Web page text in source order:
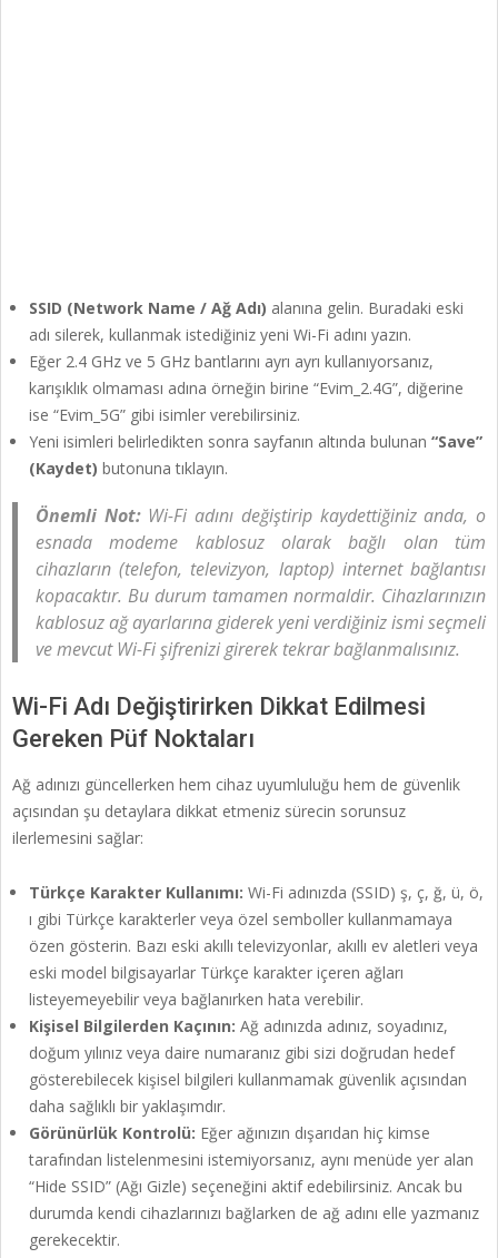
SSID (Network Name / Ağ Adı) alanına gelin. Buradaki eski
adı silerek, kullanmak istediğiniz yeni Wi-Fi adını yazın.
Eğer 2.4 GHz ve 5 GHz bantlarını ayrı ayrı kullanıyorsanız,
karışıklık olmaması adına örneğin birine “Evim_2.4G”, diğerine
ise “Evim_5G” gibi isimler verebilirsiniz.
Yeni isimleri belirledikten sonra sayfanın altında bulunan “Save”
(Kaydet) butonuna tıklayın.
Önemli Not:Wi-Fi adını değiştirip kaydettiğiniz anda, o
esnada modeme kablosuz olarak bağlı olan tüm
cihazların (telefon, televizyon, laptop) internet bağlantısı
kopacaktır. Bu durum tamamen normaldir. Cihazlarınızın
kablosuz ağ ayarlarına giderek yeni verdiğiniz ismi seçmeli
ve mevcut Wi-Fi şifrenizi girerek tekrar bağlanmalısınız.
Wi-Fi Adı Değiştirirken Dikkat Edilmesi
Gereken Püf Noktaları
Ağ adınızı güncellerken hem cihaz uyumluluğu hem de güvenlik
açısından şu detaylara dikkat etmeniz sürecin sorunsuz
ilerlemesini sağlar:
Türkçe Karakter Kullanımı: Wi-Fi adınızda (SSID) ş, ç, ğ, ü, ö,
ı gibi Türkçe karakterler veya özel semboller kullanmamaya
özen gösterin. Bazı eski akıllı televizyonlar, akıllı ev aletleri veya
eski model bilgisayarlar Türkçe karakter içeren ağları
listeyemeyebilir veya bağlanırken hata verebilir.
Kişisel Bilgilerden Kaçının: Ağ adınızda adınız, soyadınız,
doğum yılınız veya daire numaranız gibi sizi doğrudan hedef
gösterebilecek kişisel bilgileri kullanmamak güvenlik açısından
daha sağlıklı bir yaklaşımdır.
Görünürlük Kontrolü: Eğer ağınızın dışarıdan hiç kimse
tarafından listelenmesini istemiyorsanız, aynı menüde yer alan
“Hide SSID” (Ağı Gizle) seçeneğini aktif edebilirsiniz. Ancak bu
durumda kendi cihazlarınızı bağlarken de ağ adını elle yazmanız
gerekecektir.